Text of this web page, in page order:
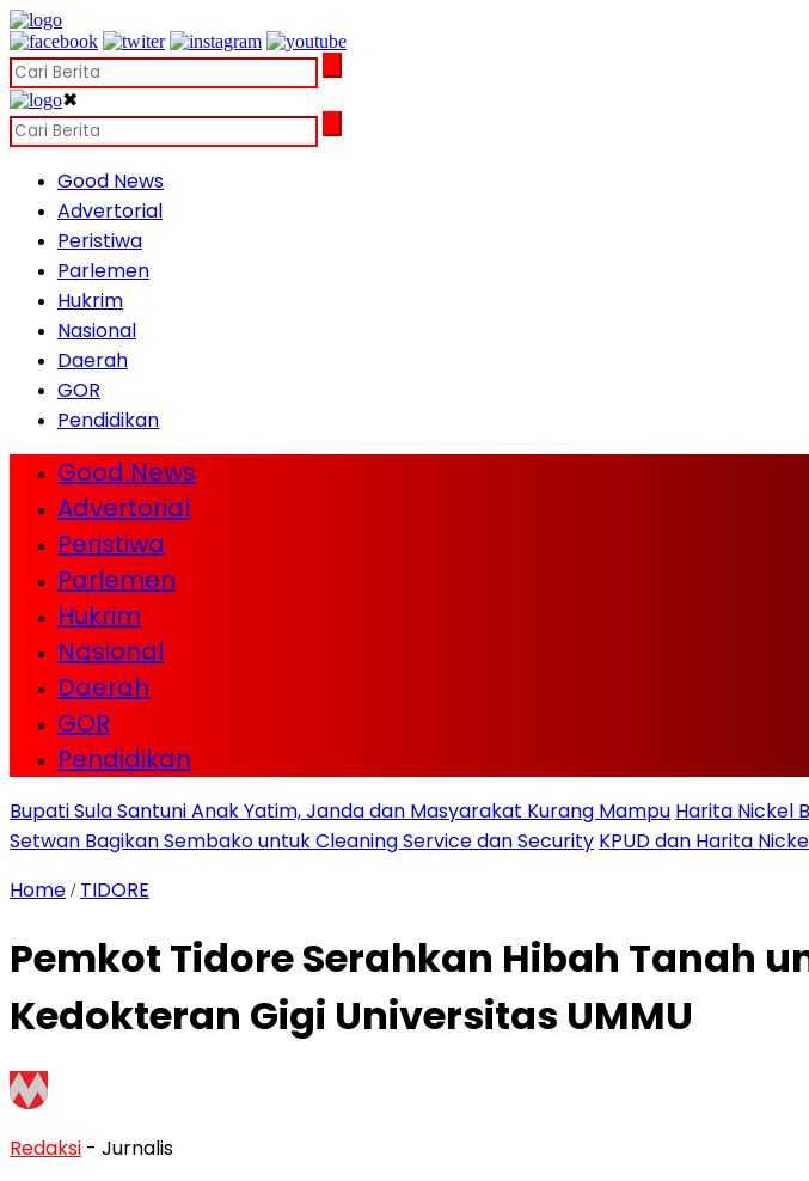
✖
Good News
Advertorial
Peristiwa
Parlemen
Hukrim
Nasional
Daerah
GOR
Pendidikan
Good News
Advertorial
Peristiwa
Parlemen
Hukrim
Nasional
Daerah
GOR
Pendidikan
Bupati Sula Santuni Anak Yatim, Janda dan Masyarakat Kurang Mampu Harita Nickel
Setwan Bagikan Sembako untuk Cleaning Service dan Security KPUD dan Harita
Home / TIDORE
Pemkot Tidore Serahkan Hibah Tanah
Kedokteran Gigi Universitas UMMU
Redaksi - Jurnalis